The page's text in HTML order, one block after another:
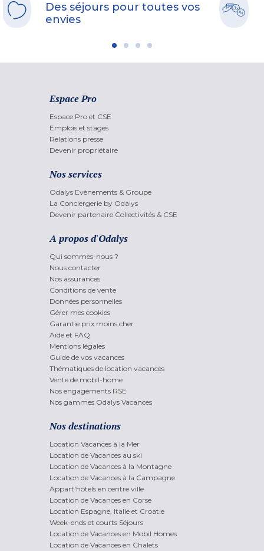
Des séjours pour toutes vos
envies
Espace Pro
Espace Pro et CSE
Emplois et stages
Relations presse
Devenir propriétaire
Nos services
Odalys Evènements & Groupe
La Conciergerie by Odalys
Devenir partenaire Collectivités & CSE
A propos d'Odalys
Qui sommes-nous ?
Nous contacter
Nos assurances
Conditions de vente
Données personnelles
Gérer mes cookies
Garantie prix moins cher
Aide et FAQ
Mentions légales
Guide de vos vacances
Thématiques de location vacances
Vente de mobil-home
Nos engagements RSE
Nos gammes Odalys Vacances
Nos destinations
Location Vacances à la Mer
Location de Vacances au ski
Location de Vacances à la Montagne
Location de Vacances à la Campagne
Appart'hôtels en centre ville
Location de Vacances en Corse
Location Espagne, Italie et Croatie
Week-ends et courts Séjours
Location de Vacances en Mobil Homes
Location de Vacances en Chalets